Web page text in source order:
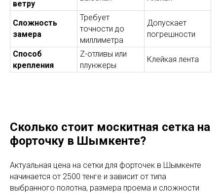
ветру
Сложность
замера
Требует
точности до
миллиметра
Допускает
погрешности
Способ
крепления
Z-отливы или
плунжеры
Клейкая лента
Сколько стоит москитная сетка на
форточку в Шымкенте?
Актуальная цена на сетки для форточек в Шымкенте
начинается от 2500 тенге и зависит от типа
выбранного полотна, размера проема и сложности